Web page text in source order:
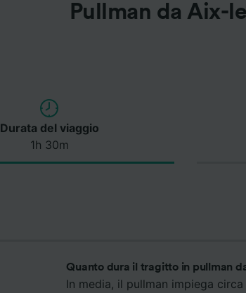
Pullman da Aix-
Durata del viaggio
1h 30m
Quanto dura il tragitto in pullman
In media, il pullman impiega